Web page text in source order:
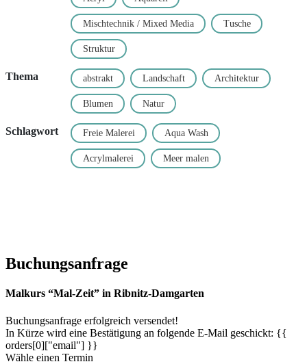
Mischtechnik / Mixed Media Tusche
Struktur
Thema abstrakt Landschaft Architektur
Blumen Natur
Schlagwort Freie Malerei Aqua Wash
Acrylmalerei Meer malen
Buchungsanfrage
Malkurs “Mal-Zeit” in Ribnitz-Damgarten
Buchungsanfrage erfolgreich versendet!
In Kürze wird eine Bestätigung an folgende E-Mail geschickt: {{
orders[0]["email"] }}
Wähle einen Termin